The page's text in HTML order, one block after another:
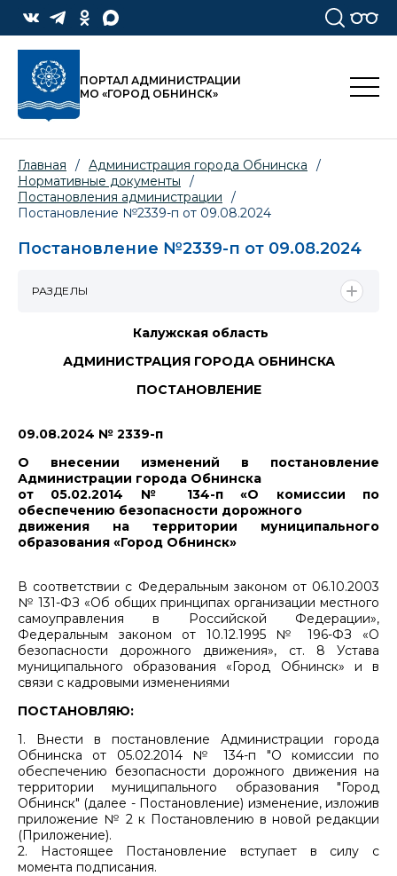
ПОРТАЛ АДМИНИСТРАЦИИ
МО «ГОРОД ОБНИНСК»
Главная / Администрация города Обнинска
/
Нормативные документы
/
Постановления администрации
/
Постановление №2339-п от 09.08.2024
Постановление №2339-п от 09.08.2024
Калужская область
АДМИНИСТРАЦИЯ ГОРОДА ОБНИНСКА
ПОСТАНОВЛЕНИЕ
09.08.2024 № 2339-п
О внесении изменений в постановление
Администрации города Обнинска
от 05.02.2014 № 134-п «О комиссии по
обеспечению безопасности дорожного
движения на территории муниципального
образования «Город Обнинск»
В соответствии с Федеральным законом от 06.10.2003
№ 131-ФЗ «Об общих принципах организации местного
самоуправления в Российской Федерации»,
Федеральным законом от 10.12.1995 № 196-ФЗ «О
безопасности дорожного движения», ст. 8 Устава
муниципального образования «Город Обнинск» и в
связи с кадровыми изменениями
ПОСТАНОВЛЯЮ:
1. Внести в постановление Администрации города
Обнинска от 05.02.2014 № 134-п "О комиссии по
обеспечению безопасности дорожного движения на
территории муниципального образования "Город
Обнинск" (далее - Постановление) изменение, изложив
приложение № 2 к Постановлению в новой редакции
(Приложение).
2. Настоящее Постановление вступает в силу с
момента подписания.
РАЗДЕЛЫ